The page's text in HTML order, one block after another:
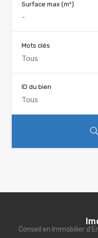
Surface max (m²)
Mots clés
ID du bien
Conseil en Immobilier